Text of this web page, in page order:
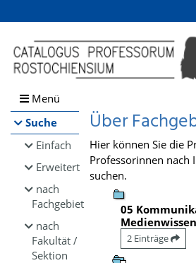
Browsen
direkt zum Inhalt
Menü
Suche
Einfach
Erweitert
nach
Fachgebiet
nach
Fakultät /
Sektion
Über
Hier können Sie die
Professorinnen nach
suchen.
05
2 Einträge